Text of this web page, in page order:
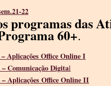
22
programas das
60+.
Aplicações Office Online I
Comunicação Digital
Aplicações Office Online II